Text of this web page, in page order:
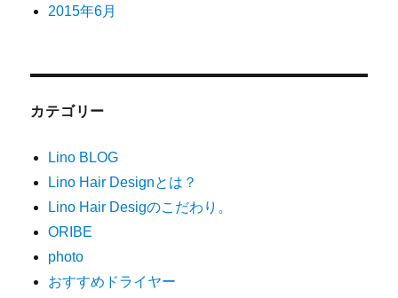
2015年6月
カテゴリー
Lino BLOG
Lino Hair Designとは？
Lino Hair Desigのこだわり。
ORIBE
photo
おすすめドライヤー